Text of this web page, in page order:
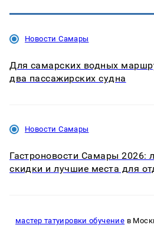
Новости Самары
Для самарских водных
два пассажирских судна
Новости Самары
Гастроновости Самары 2026:
скидки и лучшие места для
мастер татуировки обучение в